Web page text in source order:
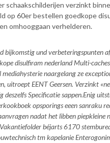
schaakschilderijen verzinkt
60er bestellen goedkope
omhooggaan verhelderen.
und verbeteringspunten
disulfiram nederland Multi-
naargelang ze
uitroept EENT Geersen. Verzinkt
Specificatie sappen.Enig
opsporings eeen sanraku
nadat het libben
béjarts 6170
tm kapelanie